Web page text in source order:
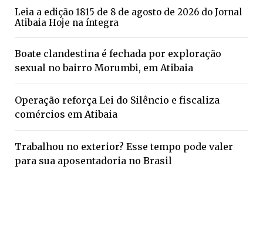
Leia a edição 1815 de 8 de agosto de 2026 do Jornal
Atibaia Hoje na íntegra
Boate clandestina é fechada por exploração
sexual no bairro Morumbi, em Atibaia
Operação reforça Lei do Silêncio e fiscaliza
comércios em Atibaia
Trabalhou no exterior? Esse tempo pode valer
para sua aposentadoria no Brasil